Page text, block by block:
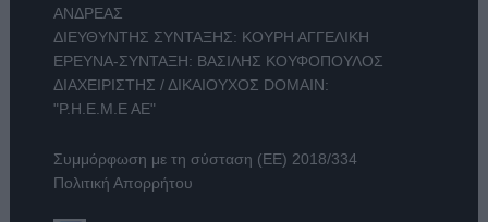
ΑΝΔΡΕΑΣ
ΔΙΕΥΘΥΝΤΗΣ ΣΥΝΤΑΞΗΣ: ΚΟΥΡΗ ΑΓΓΕΛΙΚΗ
ΕΡΕΥΝΑ-ΣΥΝΤΑΞΗ: ΒΑΣΙΛΗΣ ΚΟΥΦΟΠΟΥΛΟΣ
ΔΙΑΧΕΙΡΙΣΤΗΣ / ΔΙΚΑΙΟΥΧΟΣ DOMAIN:
"Ρ.Η.Ε.Μ.Ε ΑΕ"
Συμμόρφωση με τη σύσταση (ΕΕ) 2018/334
Πολιτική Απορρήτου